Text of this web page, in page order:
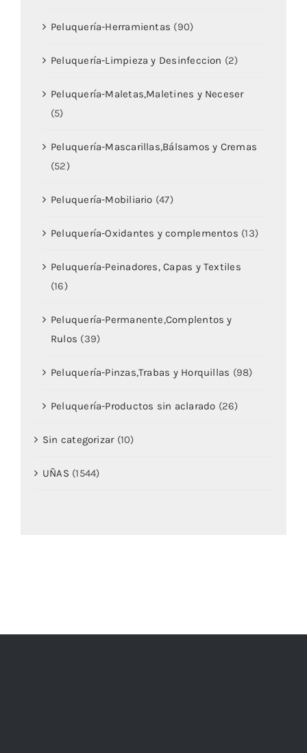
Peluquería-Herramientas (90)
Peluquería-Limpieza y Desinfeccion (2)
Peluquería-Maletas,Maletines y Neceser
(5)
Peluquería-Mascarillas,Bálsamos y Cremas
(52)
Peluquería-Mobiliario (47)
Peluquería-Oxidantes y complementos (13)
Peluquería-Peinadores, Capas y Textiles
(16)
Peluquería-Permanente,Complentos y
Rulos (39)
Peluquería-Pinzas,Trabas y Horquillas (98)
Peluquería-Productos sin aclarado (26)
Sin categorizar (10)
UÑAS (1544)